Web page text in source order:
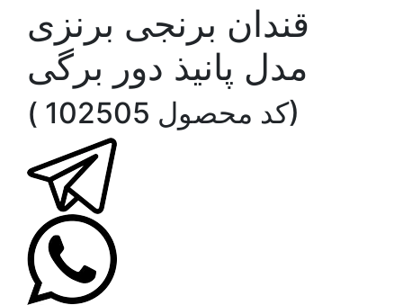
قندان برنجی برنزی
مدل پانیذ دور برگی
( کد محصول 102505)